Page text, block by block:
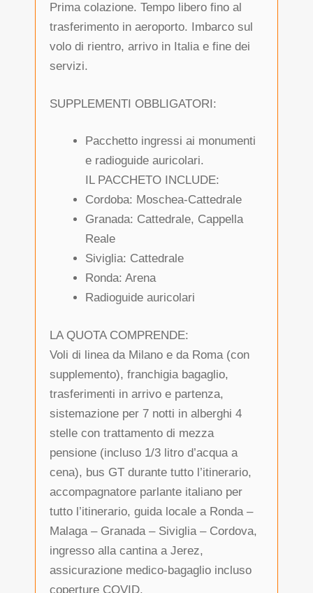
Prima colazione. Tempo libero fino al
trasferimento in aeroporto. Imbarco sul
volo di rientro, arrivo in Italia e fine dei
servizi.
SUPPLEMENTI OBBLIGATORI:
Pacchetto ingressi ai monumenti
e radioguide auricolari.
IL PACCHETO INCLUDE:
Cordoba: Moschea-Cattedrale
Granada: Cattedrale, Cappella
Reale
Siviglia: Cattedrale
Ronda: Arena
Radioguide auricolari
LA QUOTA COMPRENDE:
Voli di linea da Milano e da Roma (con
supplemento), franchigia bagaglio,
trasferimenti in arrivo e partenza,
sistemazione per 7 notti in alberghi 4
stelle con trattamento di mezza
pensione (incluso 1/3 litro d’acqua a
cena), bus GT durante tutto l’itinerario,
accompagnatore parlante italiano per
tutto l’itinerario, guida locale a Ronda –
Malaga – Granada – Siviglia – Cordova,
ingresso alla cantina a Jerez,
assicurazione medico-bagaglio incluso
coperture COVID.